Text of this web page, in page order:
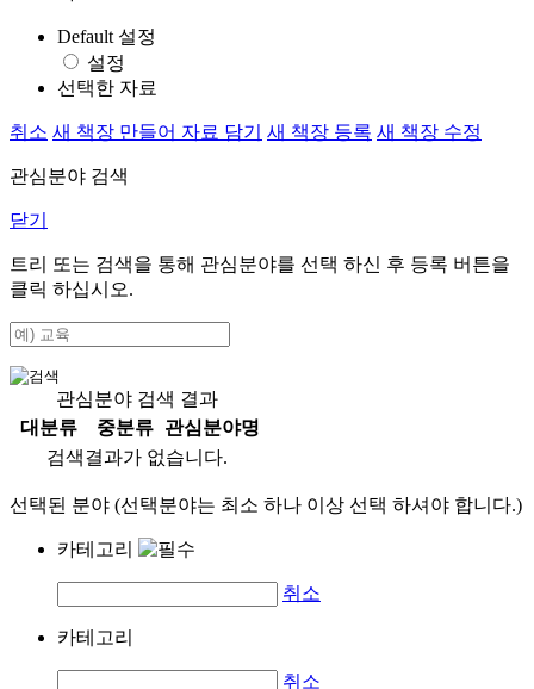
Default 설정
설정
선택한 자료
취소 새 책장 만들어 자료 담기 새 책장 등록 새 책장 수정
관심분야 검색
닫기
트리 또는 검색을 통해 관심분야를 선택 하신 후 등록 버튼을
클릭 하십시오.
관심분야 검색 결과
대분류
중분류
관심분야명
검색결과가 없습니다.
선택된 분야 (선택분야는 최소 하나 이상 선택 하셔야 합니다.)
카테고리
취소
카테고리
취소